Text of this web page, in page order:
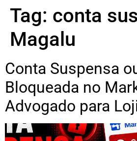
Tag: conta
Magalu
Conta Suspensa
Bloqueada no
Advogado para